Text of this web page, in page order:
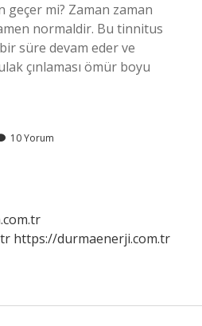
geçer mi? Zaman zaman
normaldir. Bu tinnitus
süre devam eder ve
çınlaması ömür boyu
10 Yorum
https://durmaenerji.com.tr